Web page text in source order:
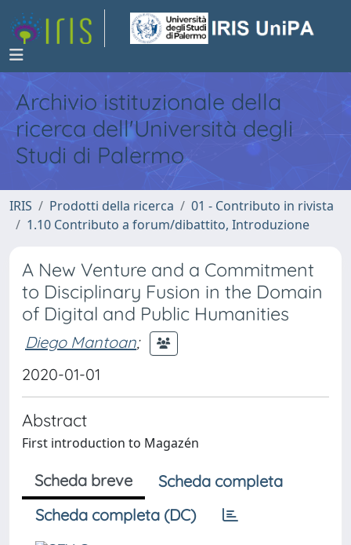
Archivio istituzionale della
ricerca dell'Università degli
Studi di Palermo
IRIS Prodotti della ricerca
01 - Contributo in rivista
1.10 Contributo a forum/dibattito, Introduzione
A New Venture and a Commitment
to Disciplinary Fusion in the Domain
of Digital and Public Humanities
Diego Mantoan;
2020-01-01
Abstract
First introduction to Magazén
Scheda breve
Scheda completa
Scheda completa (DC)